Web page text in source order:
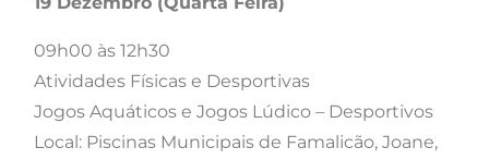
09h00 às 12h30
Atividades Físicas e Desportivas
Jogos Aquáticos e Jogos Lúdico – Desportivos
Local: Piscinas Municipais de Famalicão, Joane,